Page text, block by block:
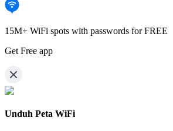
15M+ WiFi spots with passwords for FREE
Get Free app
Unduh Peta WiFi